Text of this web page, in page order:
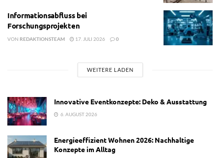
Informationsabfluss bei
Forschungsprojekten
VON REDAKTIONSTEAM 17. JULI 2026 0
WEITERE LADEN
Innovative Eventkonzepte: Deko & Ausstattung
6. AUGUST 2026
Energieeffizient Wohnen 2026: Nachhaltige
Konzepte im Alltag